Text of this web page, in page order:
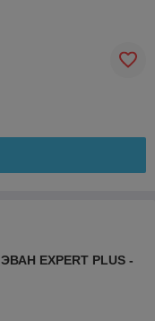
EXPERT PLUS -